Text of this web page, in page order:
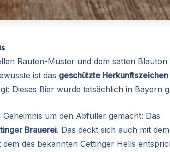
Rauten-Muster und dem satten Blauton
ist das geschützte Herkunftszeichen
Dieses Bier wurde tatsächlich in Bayern
um den Abfüller gemacht: Das
Brauerei. Das deckt sich auch mit dem
des bekannten Oettinger Hells